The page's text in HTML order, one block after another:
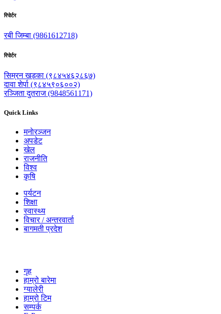
रिपाेर्टर
रबी जिम्बा (9861612718)
रिपाेर्टर
सिम्रन खड्का (९८४५४६२८६७)
दावा शेर्पा (९८४५९०६००२)
रञ्जिता दुतराज (9848561171)
Quick Links
मनाेरञ्जन
अपडेट
खेल
राजनीति
विश्व
कृषि
पर्यटन
शिक्षा
स्वास्थ्य
विचार / अन्तरवार्ता
बागमती प्रदेश
गृह
हाम्रो बारेमा
ग्यालेरी
हाम्रो टिम
सम्पर्क